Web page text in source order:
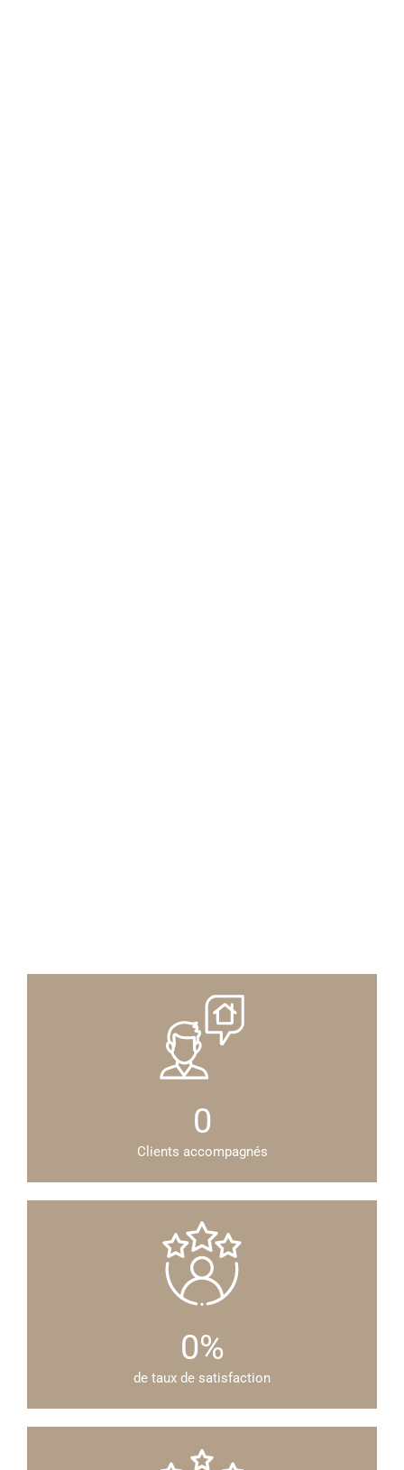
0
Clients accompagnés
0%
de taux de satisfaction